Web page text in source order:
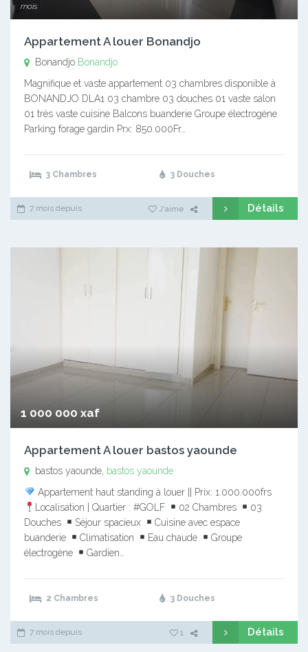
mois
Appartement A louer Bonandjo
Bonandjo Bonandjo
Magnifique et vaste appartement 03 chambres disponible à
BONANDJO DLA1 03 chambre 03 douches 01 vaste salon
01 très vaste cuisine Balcons buanderie Groupe électrogène
Parking forage gardin Prx: 850.000Fr…
3 Chambres 3 Douches
7 mois depuis J'aime Détails
1 000 000 xaf
Appartement A louer bastos yaounde
bastos yaounde, bastos yaounde
Appartement haut standing à louer || Prix: 1.000.000frs
Localisation | Quartier : #GOLF
02 Chambres
03
Douches
Séjour spacieux
Cuisine avec espace
buanderie
Climatisation Eau chaude
Groupe
électrogène
Gardien…
2 Chambres 3 Douches
7 mois depuis 1 Détails